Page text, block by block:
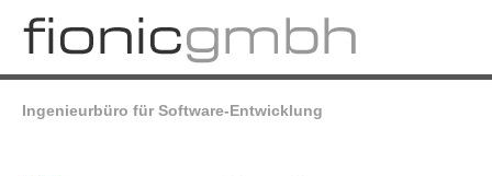
Ingenieurbüro für Software-Entwicklung